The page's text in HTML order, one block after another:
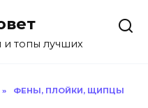
топы лучших
» ФЕНЫ, ПЛОЙКИ, ЩИПЦЫ